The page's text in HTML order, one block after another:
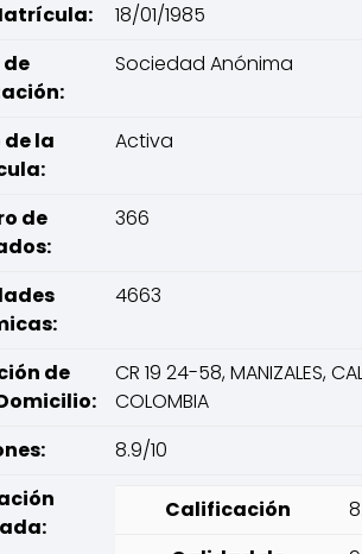
18/01/1985
Sociedad Anónima
la
Activa
de
366
4663
de
CR 19 24-58, MANIZALES,
COLOMBIA
8.9/10
Calificación